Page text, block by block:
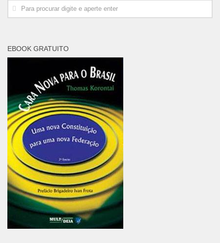
EBOOK GRATUITO